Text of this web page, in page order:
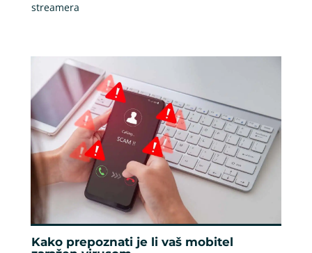
streamera
Kako prepoznati je li vaš mobitel